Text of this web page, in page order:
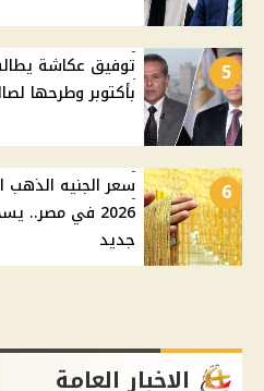
5
بأكتوبر وطرحها
6
جديد
الاخبار العامة